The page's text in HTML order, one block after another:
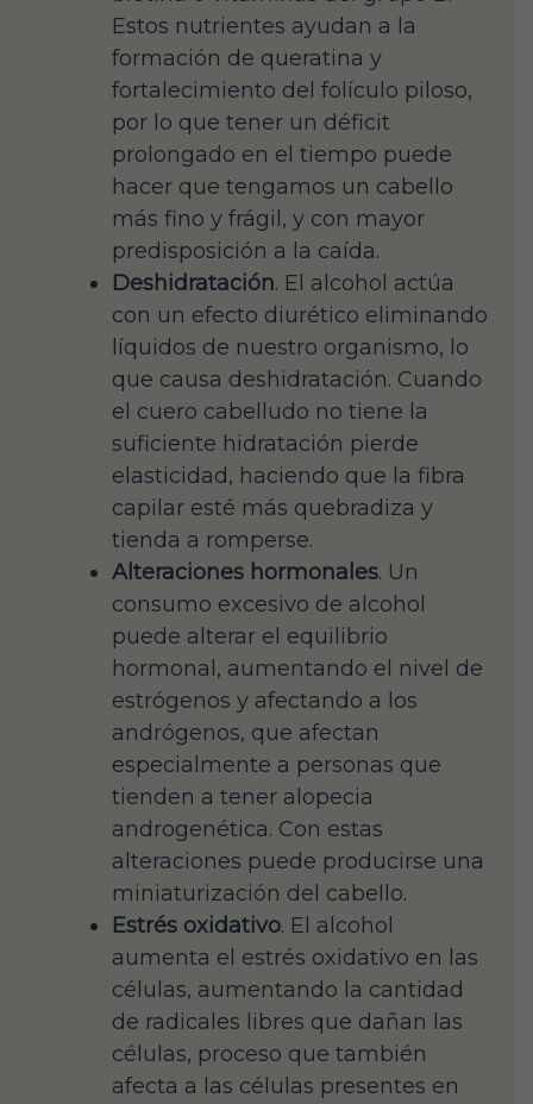
Estos nutrientes ayudan a la
formación de queratina y
fortalecimiento del folículo piloso,
por lo que tener un déficit
prolongado en el tiempo puede
hacer que tengamos un cabello
más fino y frágil, y con mayor
predisposición a la caída.
Deshidratación. El alcohol actúa
con un efecto diurético eliminando
líquidos de nuestro organismo, lo
que causa deshidratación. Cuando
el cuero cabelludo no tiene la
suficiente hidratación pierde
elasticidad, haciendo que la fibra
capilar esté más quebradiza y
tienda a romperse.
Alteraciones hormonales. Un
consumo excesivo de alcohol
puede alterar el equilibrio
hormonal, aumentando el nivel de
estrógenos y afectando a los
andrógenos, que afectan
especialmente a personas que
tienden a tener alopecia
androgenética. Con estas
alteraciones puede producirse una
miniaturización del cabello.
Estrés oxidativo. El alcohol
aumenta el estrés oxidativo en las
células, aumentando la cantidad
de radicales libres que dañan las
células, proceso que también
afecta a las células presentes en